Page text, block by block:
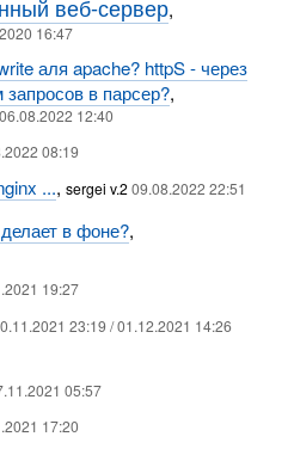
веб-сервер,
16:47
аля apache? httpS - через
в парсер?,
12:40
08:19
...,sergei v.209.08.2022 22:51
в фоне?,
19:27
23:19 / 01.12.2021 14:26
05:57
17:20